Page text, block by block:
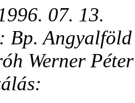
07. 13.
Bp. Angyalföld
Werner Péter